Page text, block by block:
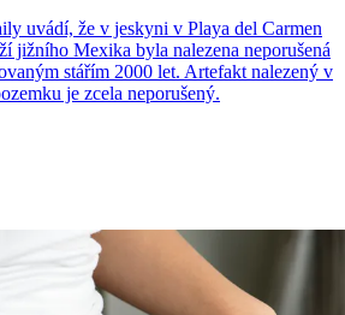
uvádí, že v jeskyni v Playa del Carmen
jižního Mexika byla nalezena neporušená
stářím 2000 let. Artefakt nalezený v
je zcela neporušený.